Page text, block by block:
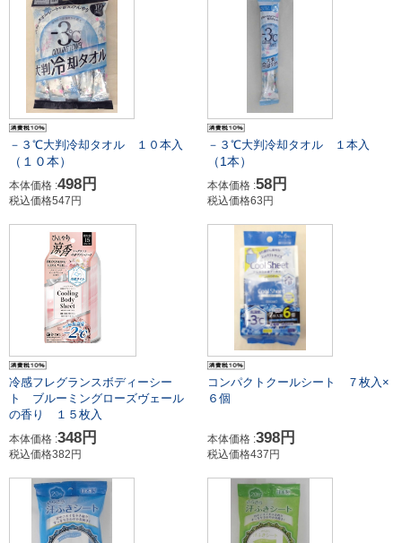
－３℃大判冷却タオル １０本入
（１０本）
本体価格 :498円
税込価格547円
－３℃大判冷却タオル １本入
（1本）
本体価格 :58円
税込価格63円
冷感フレグランスボディーシー
ト ブルーミングローズヴェール
の香り １５枚入
本体価格 :348円
税込価格382円
コンパクトクールシート ７枚入×
６個
本体価格 :398円
税込価格437円